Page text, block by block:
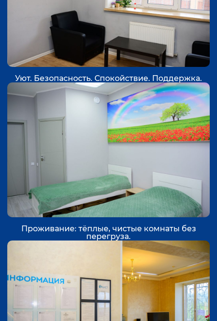
Уют. Безопасность. Спокойствие. Поддержка.
Проживание: тёплые, чистые комнаты без
перегруза.